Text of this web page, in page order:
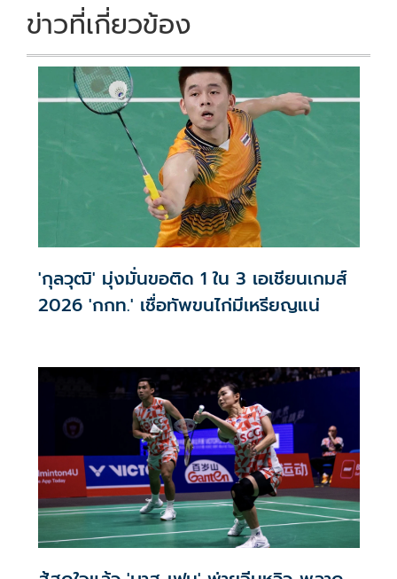
ข่าวที่เกี่ยวข้อง
'กุลวุฒิ' มุ่งมั่นขอติด 1 ใน 3 เอเชียนเกมส์
2026 'กกท.' เชื่อทัพขนไก่มีเหรียญแน่